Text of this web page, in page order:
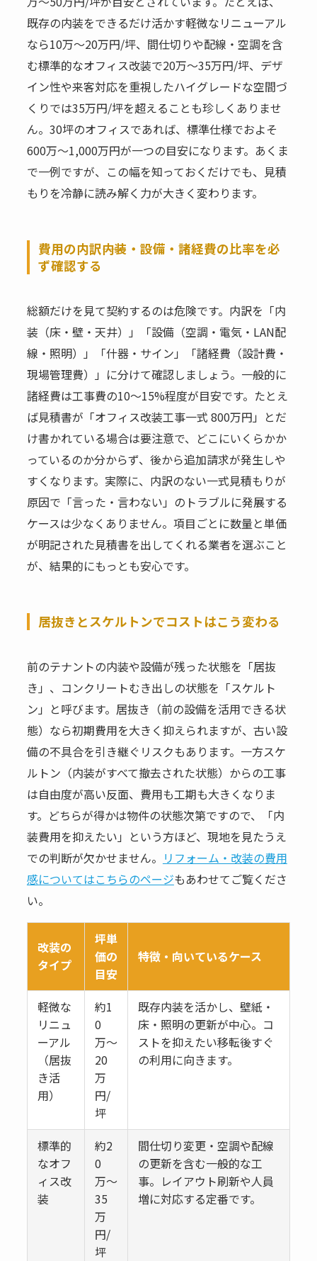
既存の内装をできるだけ活かす軽微なリニューアル
なら10万〜20万円/坪、間仕切りや配線・空調を含
む標準的なオフィス改装で20万〜35万円/坪、デザ
イン性や来客対応を重視したハイグレードな空間づ
くりでは35万円/坪を超えることも珍しくありませ
ん。30坪のオフィスであれば、標準仕様でおよそ
600万〜1,000万円が一つの目安になります。あくま
で一例ですが、この幅を知っておくだけでも、見積
もりを冷静に読み解く力が大きく変わります。
費用の内訳――内装・設備・諸経費の比率を必
ず確認する
総額だけを見て契約するのは危険です。内訳を「内
装（床・壁・天井）」「設備（空調・電気・LAN配
線・照明）」「什器・サイン」「諸経費（設計費・
現場管理費）」に分けて確認しましょう。一般的に
諸経費は工事費の10〜15%程度が目安です。たとえ
ば見積書が「オフィス改装工事一式 800万円」とだ
け書かれている場合は要注意で、どこにいくらかか
っているのか分からず、後から追加請求が発生しや
すくなります。実際に、内訳のない一式見積もりが
原因で「言った・言わない」のトラブルに発展する
ケースは少なくありません。項目ごとに数量と単価
が明記された見積書を出してくれる業者を選ぶこと
が、結果的にもっとも安心です。
居抜きとスケルトンでコストはこう変わる
前のテナントの内装や設備が残った状態を「居抜
き」、コンクリートむき出しの状態を「スケルト
ン」と呼びます。居抜き（前の設備を活用できる状
態）なら初期費用を大きく抑えられますが、古い設
備の不具合を引き継ぐリスクもあります。一方スケ
ルトン（内装がすべて撤去された状態）からの工事
は自由度が高い反面、費用も工期も大きくなりま
す。どちらが得かは物件の状態次第ですので、「内
装費用を抑えたい」という方ほど、現地を見たうえ
での判断が欠かせません。 リフォーム・改装の費用
感についてはこちらのページもあわせてご覧くださ
い。
改装の
タイプ
坪単
価の
目安
特徴・向いているケース
軽微な
リニュ
ーアル
（居抜
き活
用）
約1
0
万〜
20
万
円/
坪
既存内装を活かし、壁紙・
床・照明の更新が中心。コ
ストを抑えたい移転後すぐ
の利用に向きます。
標準的
なオフ
ィス改
装
約2
0
万〜
35
万
円/
坪
間仕切り変更・空調や配線
の更新を含む一般的な工
事。レイアウト刷新や人員
増に対応する定番です。